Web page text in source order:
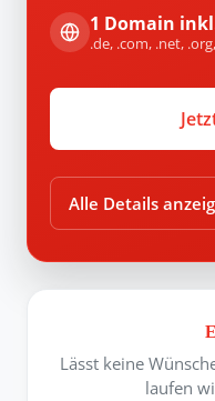
1 Domain
.de, .com, .net,
Alle Details
Lässt keine
laufen